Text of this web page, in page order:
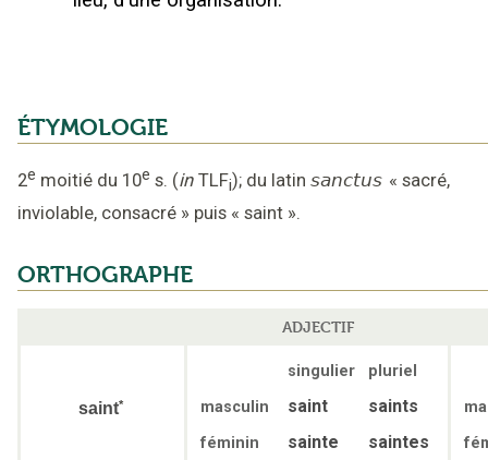
ÉTYMOLOGIE
2e moitié du 10e s. (in TLFi); du latin sanctus « sacré,
inviolable, consacré » puis « saint ».
ORTHOGRAPHE
ADJECTIF
saint*
singulier
pluriel
masculin
saint saints
féminin sainte saintes